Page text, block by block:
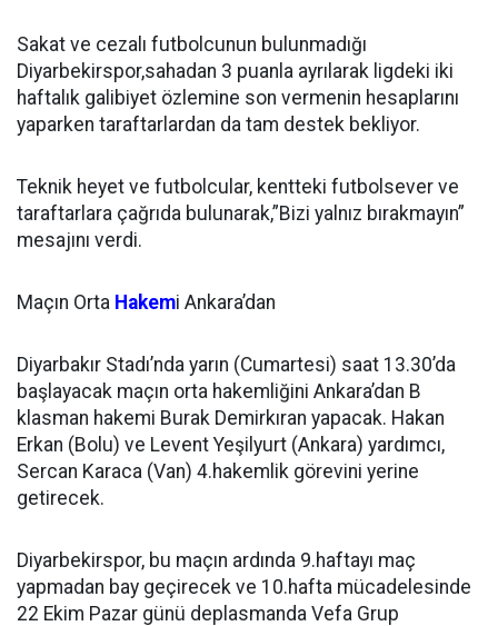
Sakat ve cezalı futbolcunun bulunmadığı
Diyarbekirspor,sahadan 3 puanla ayrılarak ligdeki iki
haftalık galibiyet özlemine son vermenin hesaplarını
yaparken taraftarlardan da tam destek bekliyor.
Teknik heyet ve futbolcular, kentteki futbolsever ve
taraftarlara çağrıda bulunarak,”Bizi yalnız bırakmayın”
mesajını verdi.
Maçın Orta Hakemi Ankara’dan
Diyarbakır Stadı’nda yarın (Cumartesi) saat 13.30’da
başlayacak maçın orta hakemliğini Ankara’dan B
klasman hakemi Burak Demirkıran yapacak. Hakan
Erkan (Bolu) ve Levent Yeşilyurt (Ankara) yardımcı,
Sercan Karaca (Van) 4.hakemlik görevini yerine
getirecek.
Diyarbekirspor, bu maçın ardında 9.haftayı maç
yapmadan bay geçirecek ve 10.hafta mücadelesinde
22 Ekim Pazar günü deplasmanda Vefa Grup